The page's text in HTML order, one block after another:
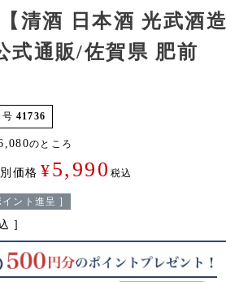
清酒 日本酒 光武酒造
式通販/佐賀県 肥前
41736
のところ
価格 ¥5,990 税込
イント進呈 ]